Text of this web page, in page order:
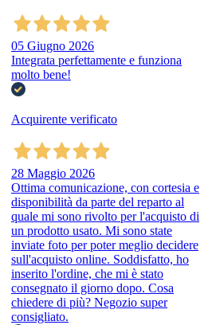
05 Giugno 2026
Integrata perfettamente e funziona
molto bene!
Acquirente verificato
28 Maggio 2026
Ottima comunicazione, con cortesia e
disponibilità da parte del reparto al
quale mi sono rivolto per l'acquisto di
un prodotto usato. Mi sono state
inviate foto per poter meglio decidere
sull'acquisto online. Soddisfatto, ho
inserito l'ordine, che mi è stato
consegnato il giorno dopo. Cosa
chiedere di più? Negozio super
consigliato.